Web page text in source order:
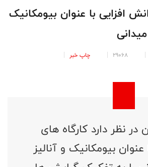
افزایی با عنوان بیومکانیک
29068 چاپ خبر
در نظر دارد کارگاه های
بیومکانیک و آنالیز